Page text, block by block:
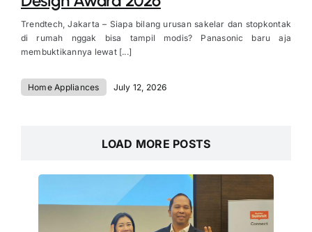
Trendtech, Jakarta – Siapa bilang urusan sakelar dan stopkontak
di rumah nggak bisa tampil modis? Panasonic baru aja
membuktikannya lewat [...]
Home Appliances July 12, 2026
LOAD MORE POSTS